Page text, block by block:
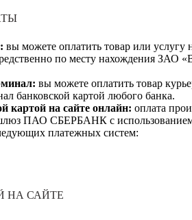
вы можете оплатить товар или
по месту нахождения ЗАО
вы можете оплатить товар
банковской картой любого банка.
картой на сайте онлайн: оплата
ПАО СБЕРБАНК с
платежных систем:
НА САЙТЕ